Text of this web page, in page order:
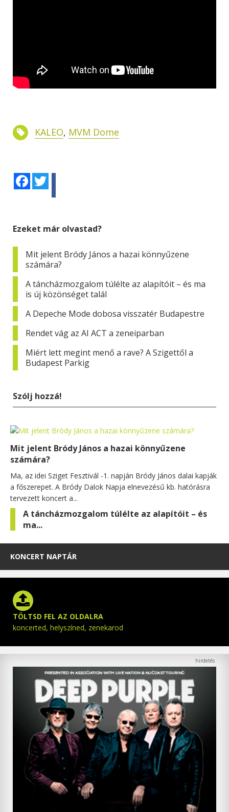
KALEO, MVM Dome
Facebook
Ezeket már olvastad?
Mit jelent Bródy János a hazai könnyűzene
számára?
A táncházmozgalom túlélte az alapítóit – és ma
is új közönséget talál
A Depeche Mode dobosa visszatér Budapestre
Rendet vág az AI ACT a zeneiparban
Miért lett megint menő a rave? A Szigettől a
Budapest Parkig
Szólj hozzá!
Mit jelent Bródy János a hazai könnyűzene
számára?
Ma, az idei Sziget Fesztivál -1. napján Bródy János dalai kapják
a főszerepet. A Bródy Dalok Napja elnevezésű kb. hatórásra
tervezett koncert a...
A táncházmozgalom túlélte az alapítóit – és
ma...
KONCERT NAPTÁR
TÖLTSD FEL AZ OLDALRA
koncerted, helyszíned, zenekarod